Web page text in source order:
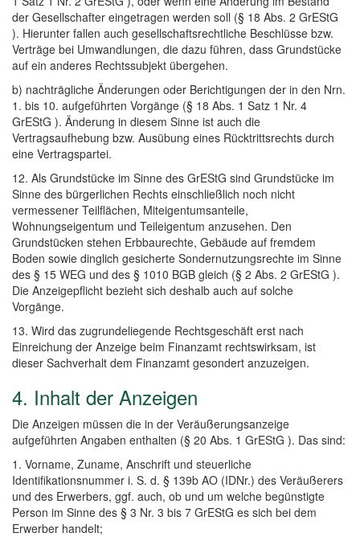
der Gesellschafter eingetragen werden soll (§ 18 Abs. 2 GrEStG
). Hierunter fallen auch gesellschaftsrechtliche Beschlüsse bzw.
Verträge bei Umwandlungen, die dazu führen, dass Grundstücke
auf ein anderes Rechtssubjekt übergehen.
b) nachträgliche Änderungen oder Berichtigungen der in den Nrn.
1. bis 10. aufgeführten Vorgänge (§ 18 Abs. 1 Satz 1 Nr. 4
GrEStG ). Änderung in diesem Sinne ist auch die
Vertragsaufhebung bzw. Ausübung eines Rücktrittsrechts durch
eine Vertragspartei.
12. Als Grundstücke im Sinne des GrEStG sind Grundstücke im
Sinne des bürgerlichen Rechts einschließlich noch nicht
vermessener Teilflächen, Miteigentumsanteile,
Wohnungseigentum und Teileigentum anzusehen. Den
Grundstücken stehen Erbbaurechte, Gebäude auf fremdem
Boden sowie dinglich gesicherte Sondernutzungsrechte im Sinne
des § 15 WEG und des § 1010 BGB gleich (§ 2 Abs. 2 GrEStG ).
Die Anzeigepflicht bezieht sich deshalb auch auf solche
Vorgänge.
13. Wird das zugrundeliegende Rechtsgeschäft erst nach
Einreichung der Anzeige beim Finanzamt rechtswirksam, ist
dieser Sachverhalt dem Finanzamt gesondert anzuzeigen.
4. Inhalt der Anzeigen
Die Anzeigen müssen die in der Veräußerungsanzeige
aufgeführten Angaben enthalten (§ 20 Abs. 1 GrEStG ). Das sind:
1. Vorname, Zuname, Anschrift und steuerliche
Identifikationsnummer i. S. d. § 139b AO (IDNr.) des Veräußerers
und des Erwerbers, ggf. auch, ob und um welche begünstigte
Person im Sinne des § 3 Nr. 3 bis 7 GrEStG es sich bei dem
Erwerber handelt;